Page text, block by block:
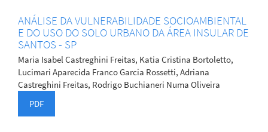
ANÁLISE DA VULNERABILIDADE SOCIOAMBIENTAL
E DO USO DO SOLO URBANO DA ÁREA INSULAR DE
SANTOS - SP
Maria Isabel Castreghini Freitas, Katia Cristina Bortoletto,
Lucimari Aparecida Franco Garcia Rossetti, Adriana
Castreghini Freitas, Rodrigo Buchianeri Numa Oliveira
PDF